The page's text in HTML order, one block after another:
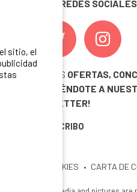
EN LAS REDES SOCIALES
NUESTRAS OFERTAS,
INSCRIBIÉNDOTE A
NEWSLETTER!
ME INSCRIBO
COOKIES CARTA DE
sitio, el